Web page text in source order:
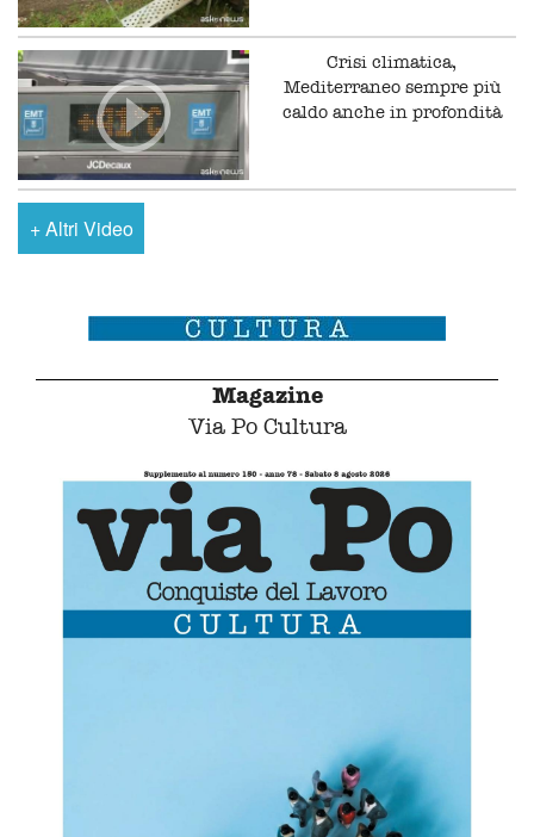
Crisi climatica,
Mediterraneo sempre più
caldo anche in profondità
+Altri Video
Magazine
Via Po Cultura